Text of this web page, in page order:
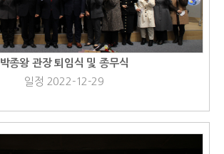
박종왕 관장 퇴임식 및 종무식
일정 2022-12-29